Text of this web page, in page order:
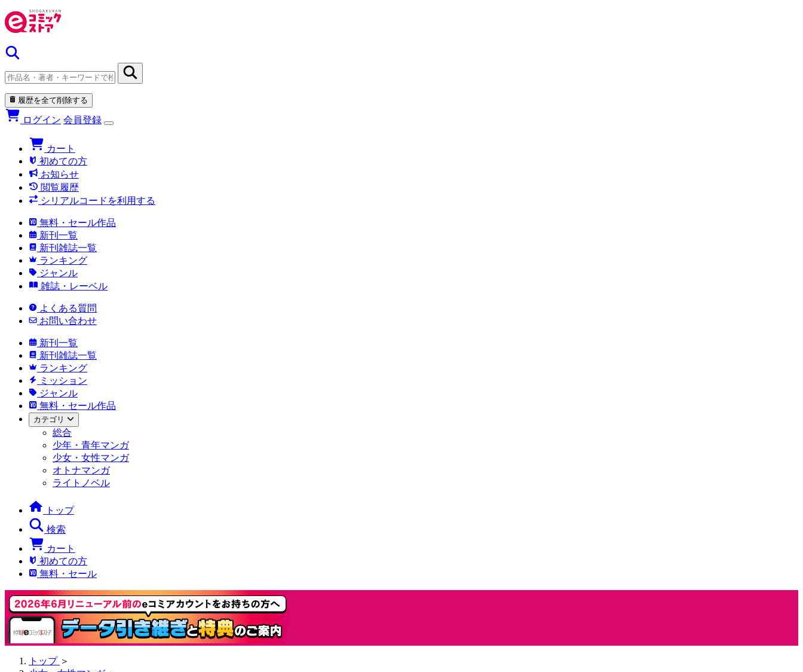
履歴を全て削除する
ログイン 会員登録
カート
初めての方
お知らせ
閲覧履歴
シリアルコードを利用する
無料・セール作品
新刊一覧
新刊雑誌一覧
ランキング
ジャンル
雑誌・レーベル
よくある質問
お問い合わせ
新刊一覧
新刊雑誌一覧
ランキング
ミッション
ジャンル
無料・セール作品
カテゴリ
総合
少年・青年マンガ
少女・女性マンガ
オトナマンガ
ライトノベル
トップ
検索
カート
初めての方
無料・セール
トップ ＞